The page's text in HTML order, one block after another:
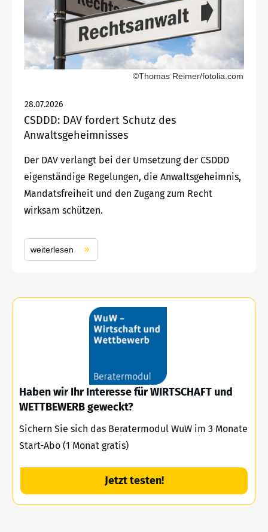
©Thomas Reimer/fotolia.com
28.07.2026
CSDDD: DAV fordert Schutz des
Anwaltsgeheimnisses
Der DAV verlangt bei der Umsetzung der CSDDD
eigenständige Regelungen, die Anwaltsgeheimnis,
Mandatsfreiheit und den Zugang zum Recht
wirksam schützen.
weiterlesen
Haben wir Ihr Interesse für WIRTSCHAFT und
WETTBEWERB geweckt?
Sichern Sie sich das Beratermodul WuW im 3 Monate
Start-Abo (1 Monat gratis)
Jetzt testen!